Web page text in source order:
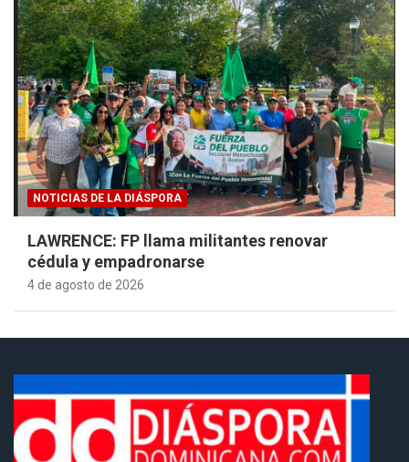
NOTICIAS DE LA DIÁSPORA
LAWRENCE: FP llama militantes renovar
cédula y empadronarse
4 de agosto de 2026